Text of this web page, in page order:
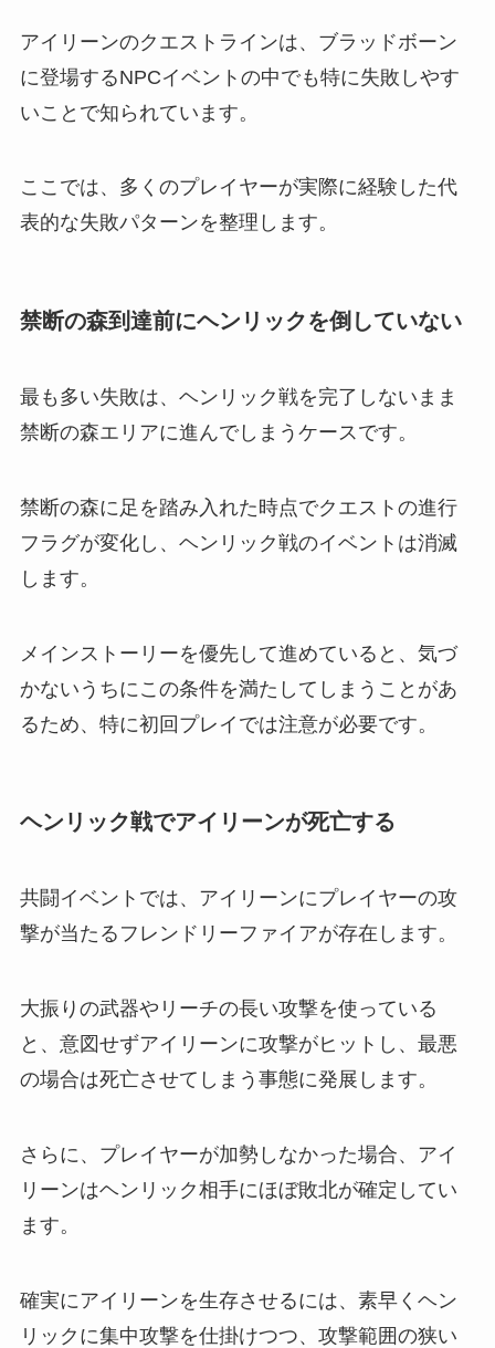
アイリーンのクエストラインは、ブラッドボーン
に登場するNPCイベントの中でも特に失敗しやす
いことで知られています。
ここでは、多くのプレイヤーが実際に経験した代
表的な失敗パターンを整理します。
禁断の森到達前にヘンリックを倒していない
最も多い失敗は、ヘンリック戦を完了しないまま
禁断の森エリアに進んでしまうケースです。
禁断の森に足を踏み入れた時点でクエストの進行
フラグが変化し、ヘンリック戦のイベントは消滅
します。
メインストーリーを優先して進めていると、気づ
かないうちにこの条件を満たしてしまうことがあ
るため、特に初回プレイでは注意が必要です。
ヘンリック戦でアイリーンが死亡する
共闘イベントでは、アイリーンにプレイヤーの攻
撃が当たるフレンドリーファイアが存在します。
大振りの武器やリーチの長い攻撃を使っている
と、意図せずアイリーンに攻撃がヒットし、最悪
の場合は死亡させてしまう事態に発展します。
さらに、プレイヤーが加勢しなかった場合、アイ
リーンはヘンリック相手にほぼ敗北が確定してい
ます。
確実にアイリーンを生存させるには、素早くヘン
リックに集中攻撃を仕掛けつつ、攻撃範囲の狭い